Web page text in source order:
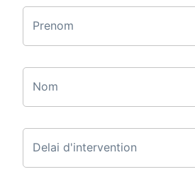
Prenom
Nom
Delai d'intervention